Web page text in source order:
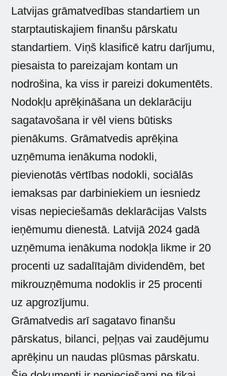
Latvijas grāmatvedības standartiem un
starptautiskajiem finanšu pārskatu
standartiem. Viņš klasificē katru darījumu,
piesaista to pareizajam kontam un
nodrošina, ka viss ir pareizi dokumentēts.
Nodokļu aprēķināšana un deklarāciju
sagatavošana ir vēl viens būtisks
pienākums. Grāmatvedis aprēķina
uzņēmuma ienākuma nodokli,
pievienotās vērtības nodokli, sociālās
iemaksas par darbiniekiem un iesniedz
visas nepieciešamās deklarācijas Valsts
ieņēmumu dienestā. Latvijā 2024 gadā
uzņēmuma ienākuma nodokļa likme ir 20
procenti uz sadalītajām dividendēm, bet
mikrouzņēmuma nodoklis ir 25 procenti
uz apgrozījumu.
Grāmatvedis arī sagatavo finanšu
pārskatus, bilanci, peļņas vai zaudējumu
aprēķinu un naudas plūsmas pārskatu.